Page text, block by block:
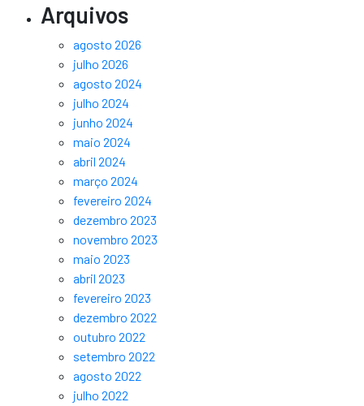
Arquivos
agosto 2026
julho 2026
agosto 2024
julho 2024
junho 2024
maio 2024
abril 2024
março 2024
fevereiro 2024
dezembro 2023
novembro 2023
maio 2023
abril 2023
fevereiro 2023
dezembro 2022
outubro 2022
setembro 2022
agosto 2022
julho 2022